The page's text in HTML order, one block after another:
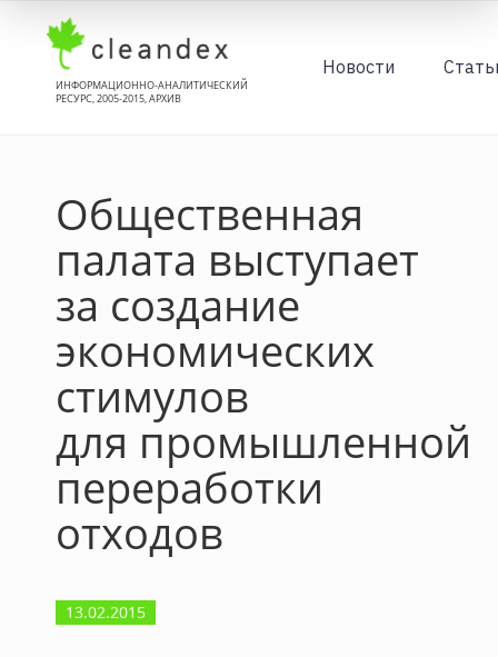
ИНФОРМАЦИОННО-АНАЛИТИЧЕСКИЙ
РЕСУРС, 2005-2015, АРХИВ
Новости
Общественная
палата выступает
за создание
экономических
стимулов
для промышленной
переработки
отходов
13.02.2015